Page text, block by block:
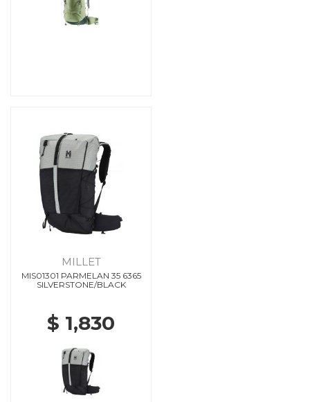
MILLET
MIS01301 PARMELAN 35 6365
SILVERSTONE/BLACK
$ 1,830